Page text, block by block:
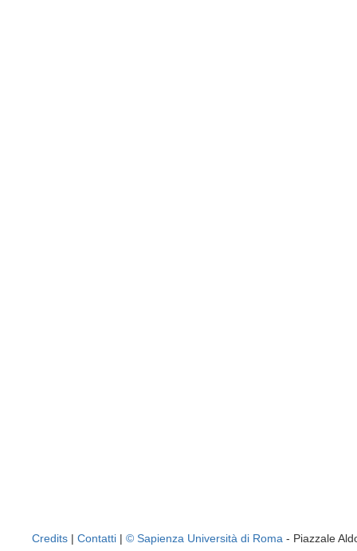
Credits | Contatti | © Sapienza Università di Roma - Piazzale